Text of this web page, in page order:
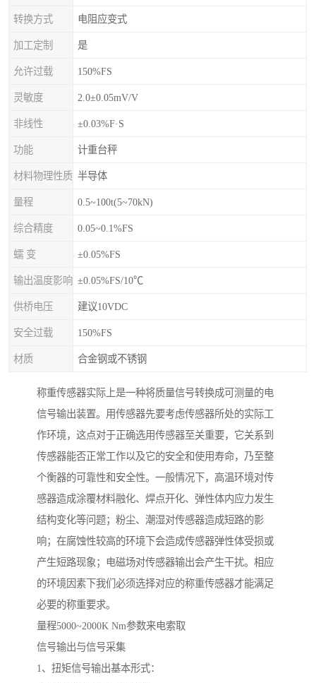
转换方式 电阻应变式
加工定制 是
允许过载 150%FS
灵敏度 2.0±0.05mV/V
非线性 ±0.03%F·S
功能 计重台秤
材料物理性质 半导体
量程 0.5~100t(5~70kN)
综合精度 0.05~0.1%FS
蠕 变 ±0.05%FS
输出温度影响 ±0.05%FS/10℃
供桥电压 建议10VDC
安全过载 150%FS
材质 合金钢或不锈钢
称重传感器实际上是一种将质量信号转换成可测量的电
信号输出装置。用传感器先要考虑传感器所处的实际工
作环境，这点对于正确选用传感器至关重要，它关系到
传感器能否正常工作以及它的安全和使用寿命，乃至整
个衡器的可靠性和安全性。一般情况下，高温环境对传
感器造成涂覆材料融化、焊点开化、弹性体内应力发生
结构变化等问题；粉尘、潮湿对传感器造成短路的影
响；在腐蚀性较高的环境下会造成传感器弹性体受损或
产生短路现象；电磁场对传感器输出会产生干扰。相应
的环境因素下我们必须选择对应的称重传感器才能满足
必要的称重要求。
量程5000~2000K Nm参数来电索取
信号输出与信号采集
1、扭矩信号输出基本形式：